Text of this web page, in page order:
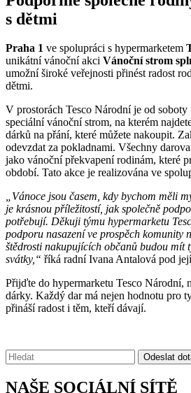
s dětmi
Praha 1 ve spolupráci s hypermarketem
unikátní vánoční akci Vánoční strom
umožní široké veřejnosti přinést radost
dětmi.
V prostorách Tesco Národní je od
speciální vánoční strom, na kterém
dárků na přání, které můžete nakoupit.
odevzdat za pokladnami. Všechny
jako vánoční překvapení rodinám, které
období. Tato akce je realizována ve
„Vánoce jsou časem, kdy bychom měli
je krásnou příležitostí, jak společně
potřebují. Děkuji týmu hypermarketu
podporu nasazení ve prospěch komunity
štědrosti nakupujících občanů budou mít
svátky,“ říká radní Ivana Antalová pod
Přijďte do hypermarketu Tesco Národní,
dárky. Každý dar má nejen hodnotu pro
přináší radost i těm, kteří dávají.
Vyhledávání: Odeslat
NAŠE SOCIÁLNÍ SÍTĚ